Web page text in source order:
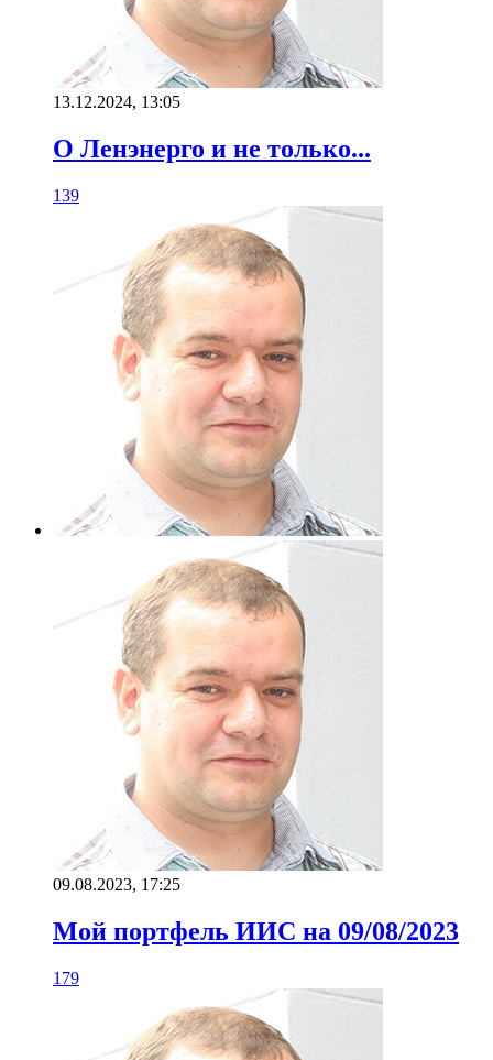
13.12.2024, 13:05
О Ленэнерго и не только...
139
09.08.2023, 17:25
Мой портфель ИИС на 09/08/2023
179